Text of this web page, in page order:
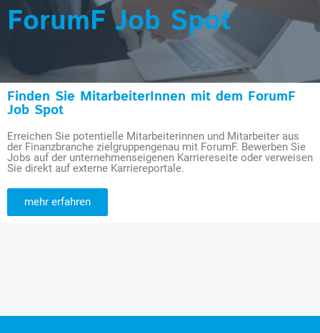
ForumF Job Spot
Finden Sie MitarbeiterInnen mit dem ForumF
Job Spot
Erreichen Sie potentielle Mitarbeiterinnen und Mitarbeiter aus
der Finanzbranche zielgruppengenau mit ForumF. Bewerben Sie
Jobs auf der unternehmenseigenen Karriereseite oder verweisen
Sie direkt auf externe Karriereportale.
mehr erfahren